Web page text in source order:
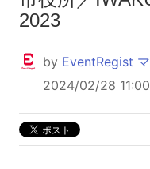
2023
by EventRegist
2024/02/28 11:00